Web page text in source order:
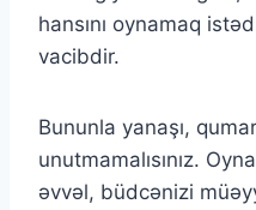
hansını oynamaq
vacibdir.
Bununla yanaşı,
unutmamalısınız.
əvvəl, büdcənizi